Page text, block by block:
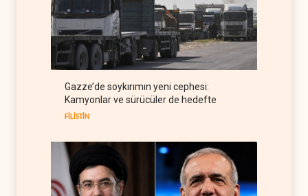
ABD'den Rus petrolünü alan
ülkelere yüzde 100'e varan
gümrük vergisi
RUSYA 09 Ağustos 2026
Demokratlar Trump için azil
süreci yerine soruşturma
Gazze’de soykırımın yeni cephesi:
Kamyonlar ve sürücüler de hedefte
FİLİSTİN